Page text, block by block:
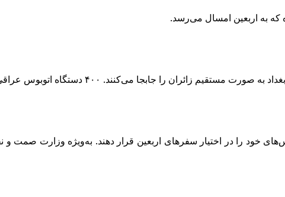
به اربعین امسال می‌رسد.
۴۰۰ دستگاه اتوبوس عراقی در این بخش خدمات‌رسانی می‌کنند.
خود را در اختیار سفرهای اربعین قرار دهند. به‌ویژه وزارت